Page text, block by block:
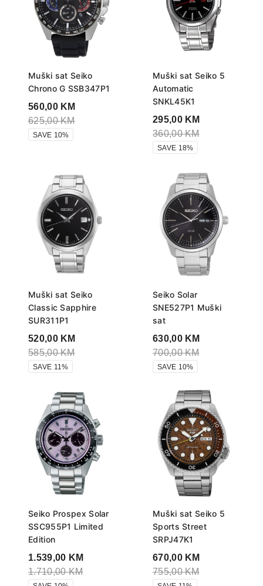
Muški sat Seiko
Chrono G SSB347P1
560,00 KM
625,00KM
SAVE 10%
Muški sat Seiko 5
Automatic
SNKL45K1
295,00 KM
360,00KM
SAVE 18%
Muški sat Seiko
Classic Sapphire
SUR311P1
520,00 KM
585,00KM
SAVE 11%
Seiko Solar
SNE527P1 Muški
sat
630,00 KM
700,00KM
SAVE 10%
Seiko Prospex Solar
SSC955P1 Limited
Edition
1.539,00 KM
1.710,00KM
Muški sat Seiko 5
Sports Street
SRPJ47K1
670,00 KM
755,00KM